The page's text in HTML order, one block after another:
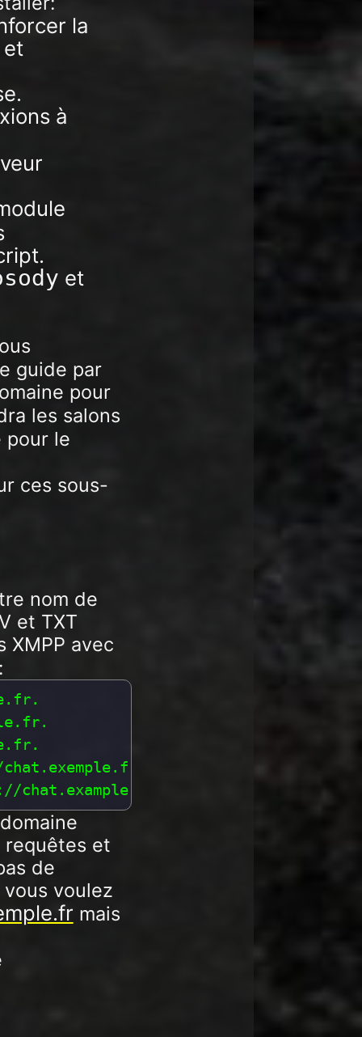
la
à
et
guide par
pour
les salons
le
ces sous-
nom de
et TXT
avec
chat.exemple.fr/http-bind
requêtes et
de
voulez
mais